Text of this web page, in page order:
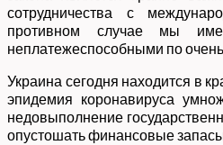
сотрудничества с
противном случае мы
неплатежеспособными по
Украина сегодня находится в
эпидемия коронавируса
недовыполнение
опустошать финансовые